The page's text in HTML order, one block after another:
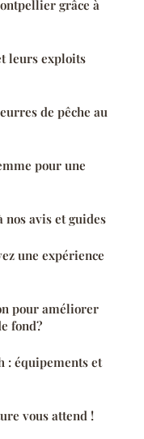
grâce à
leurs exploits
de pêche au
pour une
nos avis et guides
une expérience
pour améliorer
fond?
: équipements et
vous attend !